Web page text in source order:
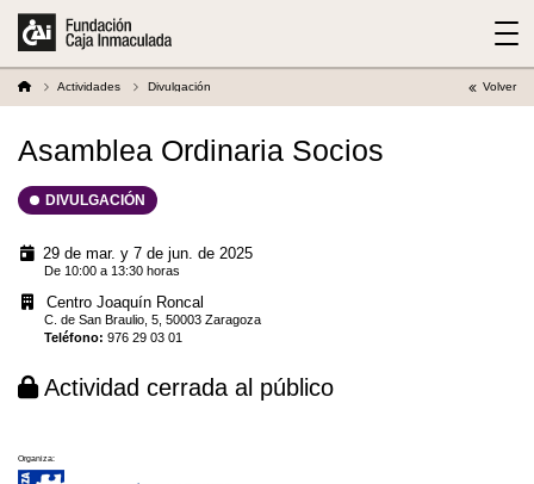
Actividades Divulgación Volver
Asamblea Ordinaria Socios
DIVULGACIÓN
29 de mar. y 7 de jun. de 2025
De 10:00 a 13:30 horas
Centro Joaquín Roncal
C. de San Braulio, 5, 50003 Zaragoza
Teléfono:976 29 03 01
Actividad cerrada al público
Organiza: